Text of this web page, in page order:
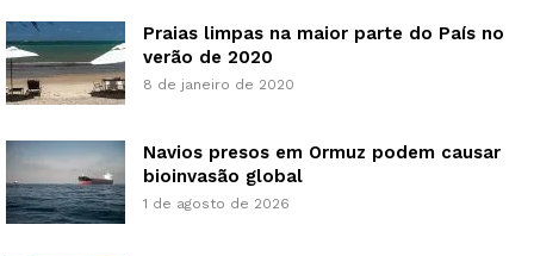
Praias limpas na maior parte do País no
verão de 2020
8 de janeiro de 2020
Navios presos em Ormuz podem causar
bioinvasão global
1 de agosto de 2026